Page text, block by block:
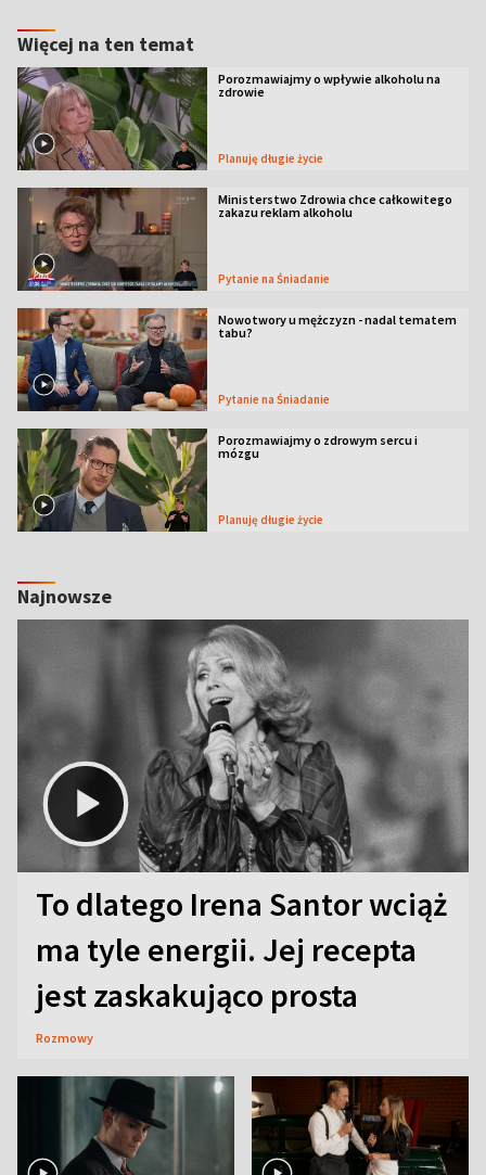
Więcej na ten temat
Porozmawiajmy o wpływie alkoholu na
zdrowie
Planuję długie życie
Ministerstwo Zdrowia chce całkowitego
zakazu reklam alkoholu
Pytanie na Śniadanie
Nowotwory u mężczyzn - nadal tematem
tabu?
Pytanie na Śniadanie
Porozmawiajmy o zdrowym sercu i
mózgu
Planuję długie życie
Najnowsze
To dlatego Irena Santor wciąż
ma tyle energii. Jej recepta
jest zaskakująco prosta
Rozmowy